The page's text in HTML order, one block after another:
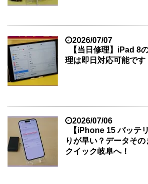
2026/07/07
【当日修理】iPad 8
理は即日対応可能です
2026/07/06
【iPhone 15 バッテ
りが早い？データそ
クイック岐阜へ！